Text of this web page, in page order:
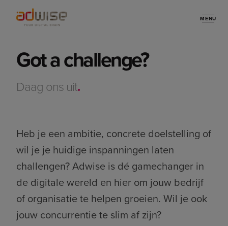
MENU
Got a challenge?
Daag ons uit.
Heb je een ambitie, concrete doelstelling of
wil je je huidige inspanningen laten
challengen? Adwise is dé gamechanger in
de digitale wereld en hier om jouw bedrijf
of organisatie te helpen groeien. Wil je ook
jouw concurrentie te slim af zijn?